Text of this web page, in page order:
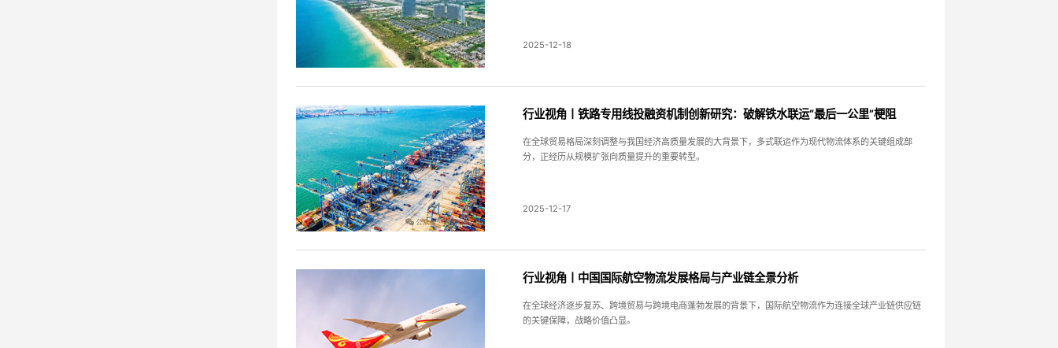
2025-12-18
行业视角丨铁路专用线投融资机制创新研究：破解铁水联运“最后一公里”梗阻
在全球贸易格局深刻调整与我国经济高质量发展的大背景下，多式联运作为现代物流体系的关键组成部
分，正经历从规模扩张向质量提升的重要转型。
2025-12-17
行业视角丨中国国际航空物流发展格局与产业链全景分析
在全球经济逐步复苏、跨境贸易与跨境电商蓬勃发展的背景下，国际航空物流作为连接全球产业链供应链
的关键保障，战略价值凸显。